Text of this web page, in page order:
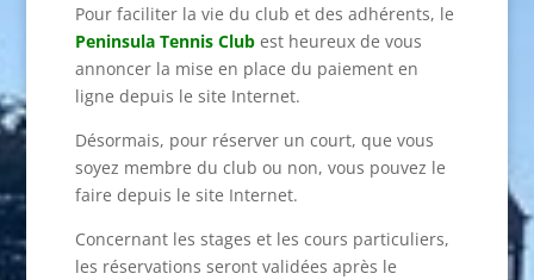
Pour faciliter la vie du club et des adhérents, le
Peninsula Tennis Club est heureux de vous
annoncer la mise en place du paiement en
ligne depuis le site Internet.
Désormais, pour réserver un court, que vous
soyez membre du club ou non, vous pouvez le
faire depuis le site Internet.
Concernant les stages et les cours particuliers,
les réservations seront validées après le